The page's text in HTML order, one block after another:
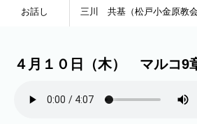
お話し 三川 共基（松戸小金原教会
４月１０日（木） マルコ9